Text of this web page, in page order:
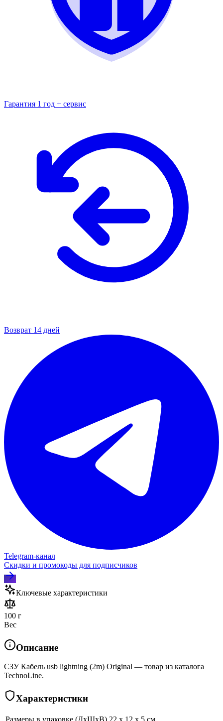
Гарантия 1 год + сервис
Возврат 14 дней
Telegram‑канал
Скидки и промокоды для подписчиков
Ключевые характеристики
100 г
Вес
Описание
СЗУ Кабель usb lightning (2m) Original — товар из каталога
TechnoLine.
Характеристики
Размеры в упаковке (ДхШхВ) 22 x 12 x 5 см